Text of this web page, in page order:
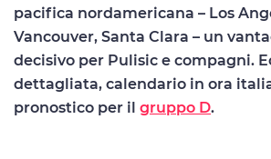
pacifica nordamericana – Los
Vancouver, Santa Clara – un
decisivo per Pulisic e compagni.
dettagliata, calendario in ora
pronostico per il gruppo D.